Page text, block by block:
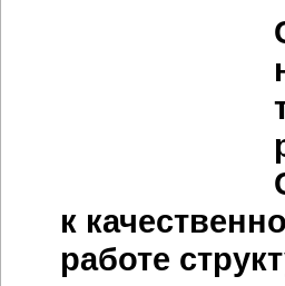
к
работе